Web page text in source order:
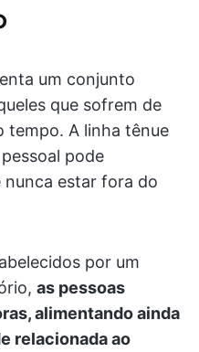
um conjunto
que sofrem de
tempo. A linha tênue
pode
nunca estar fora do
por um
as pessoas
alimentando ainda
relacionada ao